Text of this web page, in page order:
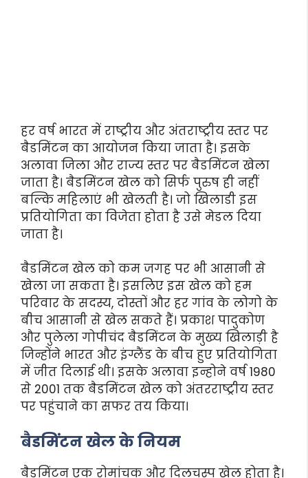
हर वर्ष भारत में राष्ट्रीय और अंतराष्ट्रीय स्तर पर
बैडमिंटन का आयोजन किया जाता है। इसके
अलावा जिला और राज्य स्तर पर बैडमिंटन खेला
जाता है। बैडमिंटन खेल को सिर्फ पुरुष ही नहीं
बल्कि महिलाएं भी खेलती है। जो खिलाडी इस
प्रतियोगिता का विजेता होता है उसे मेडल दिया
जाता है।
बैडमिंटन खेल को कम जगह पर भी आसानी से
खेला जा सकता है। इसलिए इस खेल को हम
परिवार के सदस्य, दोस्तों और हर गांव के लोगो के
बीच आसानी से खेल सकते हैं। प्रकाश पादुकोण
और पुलेला गोपीचंद बैडमिंटन के मुख्य खिलाड़ी है
जिन्होंने भारत और इंग्लैंड के बीच हुए प्रतियोगिता
में जीत दिलाई थी। इसके अलावा इन्होने वर्ष 1980
से 2001 तक बैडमिंटन खेल को अंतरराष्ट्रीय स्तर
पर पहुंचाने का सफर तय किया।
बैडमिंटन खेल के नियम
बैडमिंटन एक रोमांचक और दिलचस्प खेल होता है।